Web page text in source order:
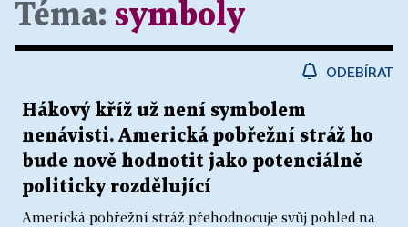
Téma: symboly
ODEBÍRAT
Hákový kříž už není symbolem
nenávisti. Americká pobřežní stráž ho
bude nově hodnotit jako potenciálně
politicky rozdělující
Americká pobřežní stráž přehodnocuje svůj pohled na